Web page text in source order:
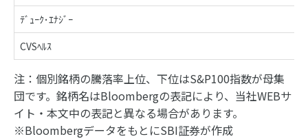
ﾃﾞｭｰｸ･ｴﾅｼﾞｰ
CVSﾍﾙｽ
注：個別銘柄の騰落率上位、下位はS&P100指数が母集
団です。銘柄名はBloombergの表記により、当社WEBサ
イト・本文中の表記と異なる場合があります。
※BloombergデータをもとにSBI証券が作成